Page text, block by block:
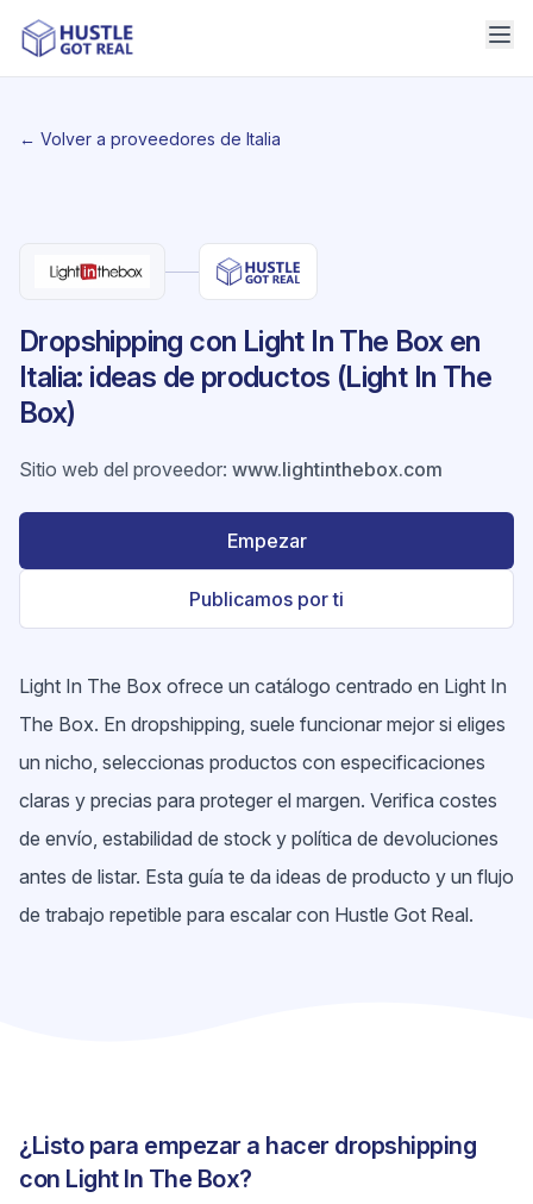
← Volver a proveedores de Italia
Dropshipping con Light In The Box en
Italia: ideas de productos (Light In The
Box)
Sitio web del proveedor: www.lightinthebox.com
Empezar
Publicamos por ti
Light In The Box ofrece un catálogo centrado en Light In
The Box. En dropshipping, suele funcionar mejor si eliges
un nicho, seleccionas productos con especificaciones
claras y precias para proteger el margen. Verifica costes
de envío, estabilidad de stock y política de devoluciones
antes de listar. Esta guía te da ideas de producto y un flujo
de trabajo repetible para escalar con Hustle Got Real.
¿Listo para empezar a hacer dropshipping
con Light In The Box?